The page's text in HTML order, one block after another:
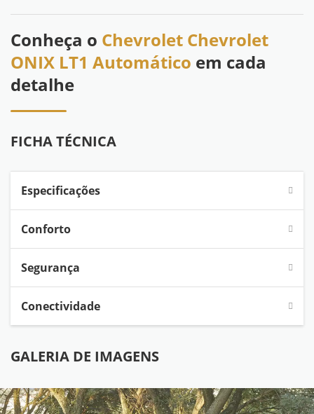
Conheça o Chevrolet Chevrolet
ONIX LT1 Automático em cada
detalhe
FICHA TÉCNICA
Especificações
Conforto
Segurança
Conectividade
GALERIA DE IMAGENS